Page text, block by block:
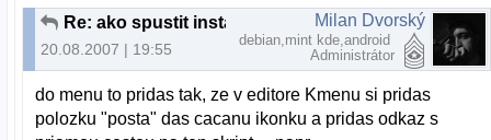
Re: ako spustit installer?
20.08.2007 | 19:55
Milan Dvorský
debian,mint kde,android
Administrátor
do menu to pridas tak, ze v editore Kmenu si pridas
polozku "posta" das cacanu ikonku a pridas odkaz s